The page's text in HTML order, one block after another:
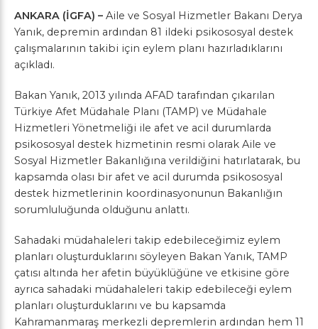
ANKARA (İGFA) – Aile ve Sosyal Hizmetler Bakanı Derya
Yanık, depremin ardından 81 ildeki psikososyal destek
çalışmalarının takibi için eylem planı hazırladıklarını
açıkladı.
Bakan Yanık, 2013 yılında AFAD tarafından çıkarılan
Türkiye Afet Müdahale Planı (TAMP) ve Müdahale
Hizmetleri Yönetmeliği ile afet ve acil durumlarda
psikososyal destek hizmetinin resmi olarak Aile ve
Sosyal Hizmetler Bakanlığına verildiğini hatırlatarak, bu
kapsamda olası bir afet ve acil durumda psikososyal
destek hizmetlerinin koordinasyonunun Bakanlığın
sorumluluğunda olduğunu anlattı.
Sahadaki müdahaleleri takip edebileceğimiz eylem
planları oluşturduklarını söyleyen Bakan Yanık, TAMP
çatısı altında her afetin büyüklüğüne ve etkisine göre
ayrıca sahadaki müdahaleleri takip edebileceği eylem
planları oluşturduklarını ve bu kapsamda
Kahramanmaraş merkezli depremlerin ardından hem 11